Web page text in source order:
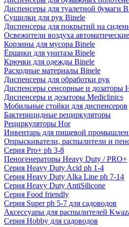
Диспенсеры для туалетной бумаги
Сушилки для рук Binele
Диспенсеры для покрытий на
Освежители воздуха
Корзины для мусора Binele
Ёршики для унитаза Binele
Крючки для одежды Binele
Расходные материалы Binele
Диспенсеры для обработки рук
Диспенсеры сенсорные и дозаторы
Диспенсеры и дозаторы Mediclinics
Мобильные стойки для диспенсеров
Бактерицидные рециркуляторы
Рециркуляторы Hor
Инвентарь для пищевой
Опрыскиватели, распылители и
Серия Pro+ ph 3-8
Пеногенераторы Heavy Duty / PRO+
Серия Heavy Duty Acid ph 1-4
Серия Heavy Duty Alka Line ph 7-14
Серия Heavy Duty AntiSilicone
Серия Food friendly
Серия Super ph 5-7 для садоводов
Аксессуары для распылителей
Серия Hobby для садоводов